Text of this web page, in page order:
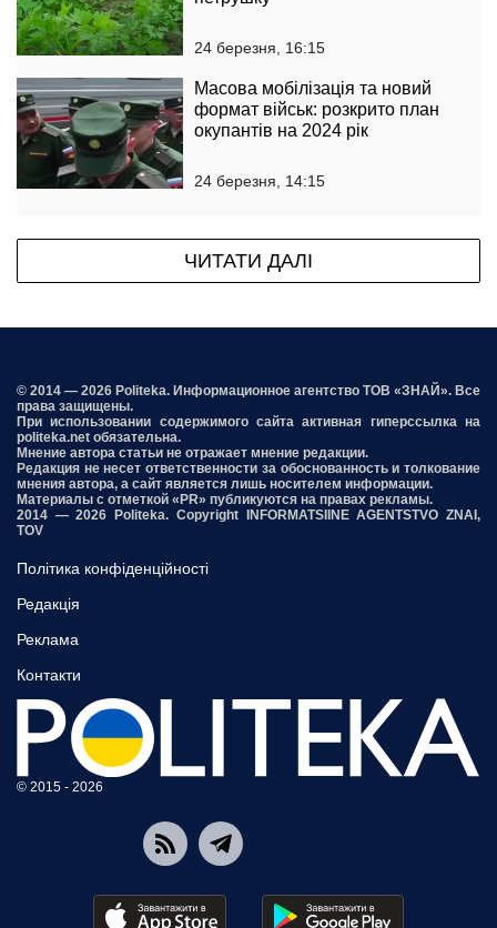
24 березня, 16:15
Масова мобілізація та новий
формат військ: розкрито план
окупантів на 2024 рік
24 березня, 14:15
ЧИТАТИ ДАЛІ
© 2014 — 2026 Politeka. Информационное агентство ТОВ «ЗНАЙ». Все
права защищены.
При использовании содержимого сайта активная гиперссылка на
politeka.net обязательна.
Мнение автора статьи не отражает мнение редакции.
Редакция не несет ответственности за обоснованность и толкование
мнения автора, а сайт является лишь носителем информации.
Материалы с отметкой «PR» публикуются на правах рекламы.
2014 — 2026 Politeka. Copyright INFORMATSIINE AGENTSTVO ZNAI,
TOV
Політика конфіденційності
Редакція
Реклама
Контакти
© 2015 - 2026